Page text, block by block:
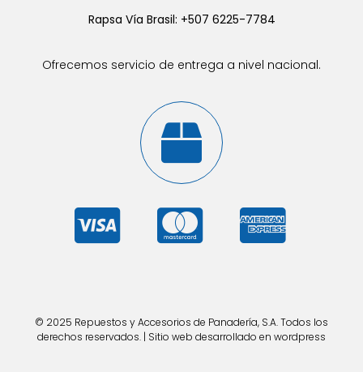
Rapsa Vía Brasil: +507 6225-7784
Ofrecemos servicio de entrega a nivel nacional.
© 2025 Repuestos y Accesorios de Panadería, S.A. Todos los
derechos reservados. | Sitio web desarrollado en wordpress